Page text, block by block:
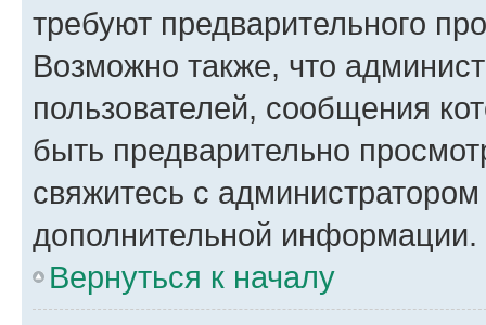
требуют предварительного
Возможно также, что
пользователей, сообщения
быть предварительно
свяжитесь с
дополнительной информации.
Вернуться к началу